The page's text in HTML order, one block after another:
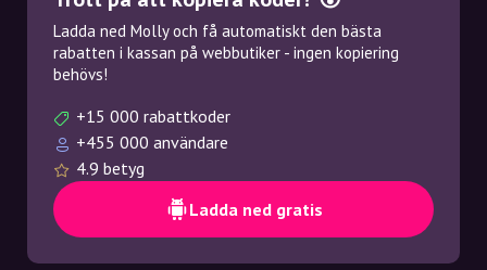
Ladda ned Molly och få automatiskt den bästa
rabatten i kassan på webbutiker - ingen kopiering
behövs!
+15 000 rabattkoder
+455 000 användare
4.9 betyg
Ladda ned gratis